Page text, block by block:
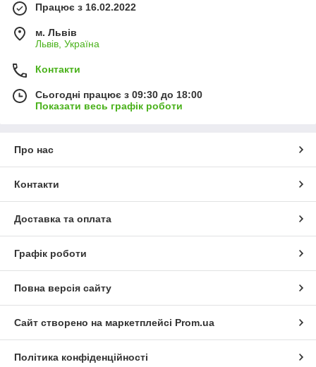
Працює з 16.02.2022
м. Львів
Львів, Україна
Контакти
Сьогодні працює з 09:30 до 18:00
Показати весь графік роботи
Про нас
Контакти
Доставка та оплата
Графік роботи
Повна версія сайту
Сайт створено на маркетплейсі Prom.ua
Політика конфіденційності